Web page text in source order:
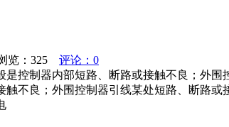
览： 325
评论：0
控制器内部短路、断路或接触不良；外
不良；外围控制器引线某处短路、断路